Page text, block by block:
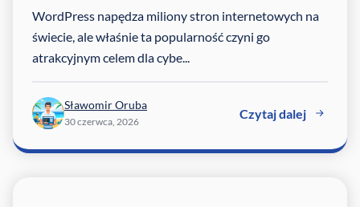
WordPress napędza miliony stron internetowych na
świecie, ale właśnie ta popularność czyni go
atrakcyjnym celem dla cybe...
Sławomir Oruba
30 czerwca, 2026
Czytaj dalej